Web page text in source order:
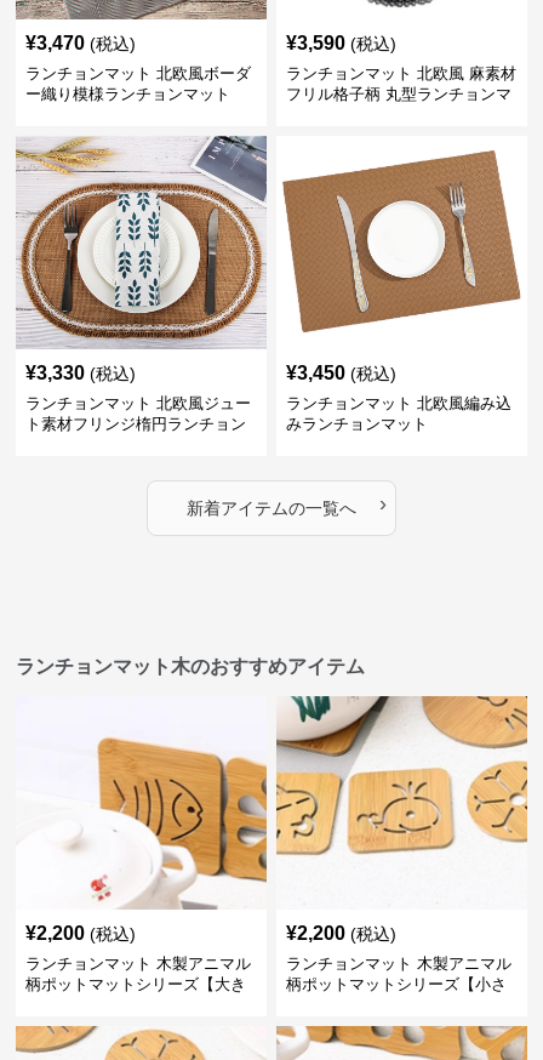
¥3,470 (税込)
ランチョンマット 北欧風ボーダ
ー織り模様ランチョンマット
¥3,590 (税込)
ランチョンマット 北欧風 麻素材
フリル格子柄 丸型ランチョンマ
¥3,330 (税込)
ランチョンマット 北欧風ジュー
ト素材フリンジ楕円ランチョン
¥3,450 (税込)
ランチョンマット 北欧風編み込
みランチョンマット
新着アイテムの一覧へ ›
ランチョンマット木のおすすめアイテム
¥2,200 (税込)
ランチョンマット 木製アニマル
柄ポットマットシリーズ【大き
¥2,200 (税込)
ランチョンマット 木製アニマル
柄ポットマットシリーズ【小さ